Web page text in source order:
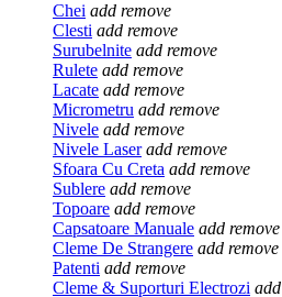
Chei add remove
Clesti add remove
Surubelnite add remove
Rulete add remove
Lacate add remove
Micrometru add remove
Nivele add remove
Nivele Laser add remove
Sfoara Cu Creta add remove
Sublere add remove
Topoare add remove
Capsatoare Manuale add remove
Cleme De Strangere add remove
Patenti add remove
Cleme & Suporturi Electrozi add